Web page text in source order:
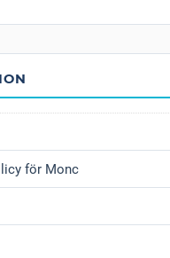
för Monc